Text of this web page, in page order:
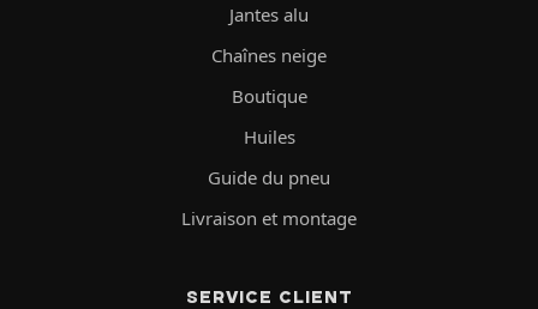
Jantes alu
Chaînes neige
Boutique
Huiles
Guide du pneu
Livraison et montage
SERVICE CLIENT